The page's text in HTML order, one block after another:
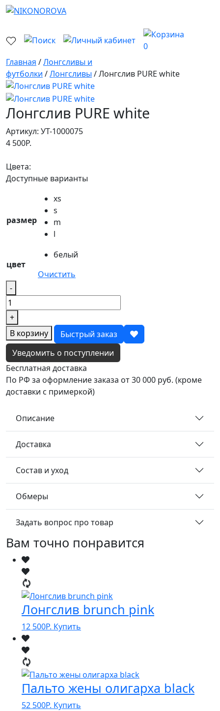
0
Главная /Лонгсливы и
футболки /Лонгсливы / Лонгслив PURE white
Лонгслив PURE white
Артикул: УТ-1000075
4 500Р.
Цвета:
Доступные варианты
размер
xs
s
m
l
цвет
белый
Очистить
Количество
товара
Лонгслив
PURE
white
-
+
В корзину
Быстрый заказ
Уведомить о поступлении
Бесплатная доставка
По РФ за оформление заказа от 30 000 руб. (кроме
доставки с примеркой)
Описание
Доставка
Состав и уход
Обмеры
Задать вопрос про товар
Вам точно понравится
Лонгслив brunch pink
12 500Р. Купить
Пальто жены олигарха black
52 500Р. Купить